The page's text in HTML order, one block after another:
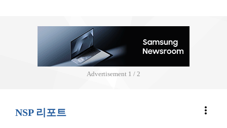
Advertisement 2 / 2
NSP 리포트 more_vert